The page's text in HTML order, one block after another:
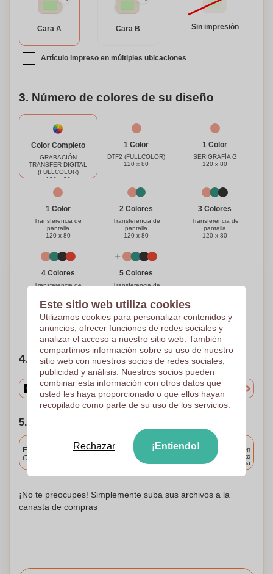
añadiendo un toque extra de sostenibilidad a nuestro
producto. Lo que distingue a nuestra bolsa de belleza es la
añadiendo tu nombre o iniciales, transformándola en un
accesorio único y significativo. Elige nuestra bolsa de
comprometer el estilo.
Cara A Cara B Sin impresión
Artículo impreso en múltiples ubicaciones
3. Número de colores de su diseño
Color Completo
GRABACIÓN
TRANSFER DIGITAL
(FULLCOLOR)
120 x 80
1 Color
DTF2 (FULLCOLOR)
120 x 80
1 Color
SERIGRAFÍA G
120 x 80
1 Color
Transferencia de
pantalla
120 x 80
2 Colores
Transferencia de
pantalla
120 x 80
3 Colores
Transferencia de
pantalla
120 x 80
4 Colores
Transferencia de
120 x 80
5 Colores
Transferencia de
120 x 80
¿Necesitas ayuda? Ayúdame a elegir
4. Elige tu cantidad
5. Elija su fecha de envío
Incluido
Entrega estándar
Cargue y apruebe sus archivos antes de las 9.30 a.m.
Entrega en
cualquier punto
de España
¡No te preocupes! Simplemente suba sus archivos a la
canasta de compras
Este sitio web utiliza cookies
Utilizamos cookies para personalizar contenidos y
anuncios, ofrecer funciones de redes sociales y
analizar el acceso a nuestro sitio web. También
compartimos información sobre su uso de nuestro
sitio web con nuestros socios de redes sociales,
publicidad y análisis. Nuestros socios pueden
combinar esta información con otros datos que
usted les haya proporcionado o que ellos hayan
recopilado como parte de su uso de los servicios.
Rechazar ¡Entiendo!